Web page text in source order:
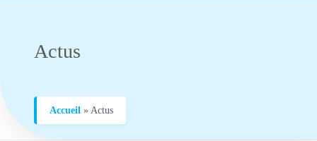
Actus
Accueil » Actus